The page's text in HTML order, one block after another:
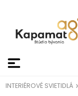
INTERIÉROVÉ SVIETIDLÁ